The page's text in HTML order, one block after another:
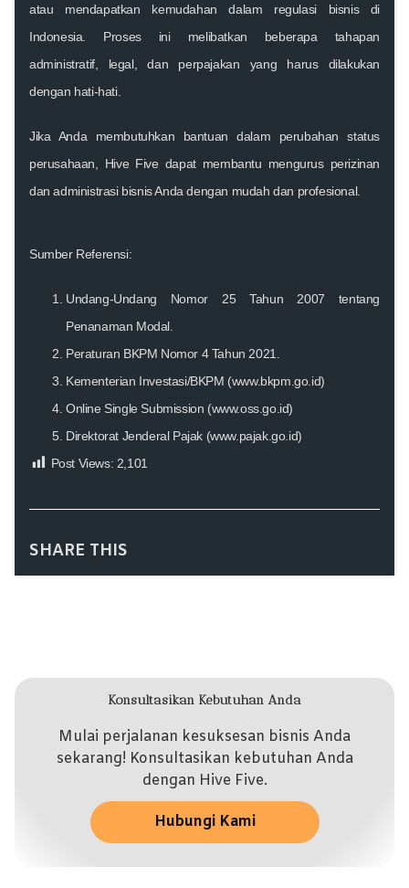
atau mendapatkan kemudahan dalam regulasi bisnis di
Indonesia. Proses ini melibatkan beberapa tahapan
administratif, legal, dan perpajakan yang harus dilakukan
dengan hati-hati.
Jika Anda membutuhkan bantuan dalam perubahan status
perusahaan, Hive Five dapat membantu mengurus perizinan
dan administrasi bisnis Anda dengan mudah dan profesional.
Sumber Referensi:
Undang-Undang Nomor 25 Tahun 2007 tentang
Penanaman Modal.
Peraturan BKPM Nomor 4 Tahun 2021.
Kementerian Investasi/BKPM (www.bkpm.go.id)
Online Single Submission (www.oss.go.id)
Direktorat Jenderal Pajak (www.pajak.go.id)
Post Views: 2,101
SHARE THIS
Konsultasikan Kebutuhan Anda
Mulai perjalanan kesuksesan bisnis Anda
sekarang! Konsultasikan kebutuhan Anda
dengan Hive Five.
Hubungi Kami